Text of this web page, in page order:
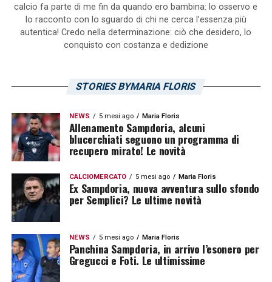
calcio fa parte di me fin da quando ero bambina: lo osservo e
lo racconto con lo sguardo di chi ne cerca l’essenza più
autentica! Credo nella determinazione: ciò che desidero, lo
conquisto con costanza e dedizione
STORIES BYMARIA FLORIS
NEWS 5 mesi ago Maria Floris
Allenamento Sampdoria, alcuni
blucerchiati seguono un programma di
recupero mirato! Le novità
CALCIOMERCATO 5 mesi ago Maria Floris
Ex Sampdoria, nuova avventura sullo sfondo
per Semplici? Le ultime novità
NEWS 5 mesi ago Maria Floris
Panchina Sampdoria, in arrivo l’esonero per
Gregucci e Foti. Le ultimissime